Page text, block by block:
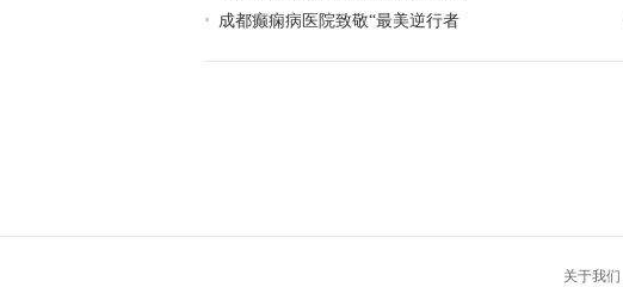
成都癫痫病医院致敬“最美逆行者
关于我们